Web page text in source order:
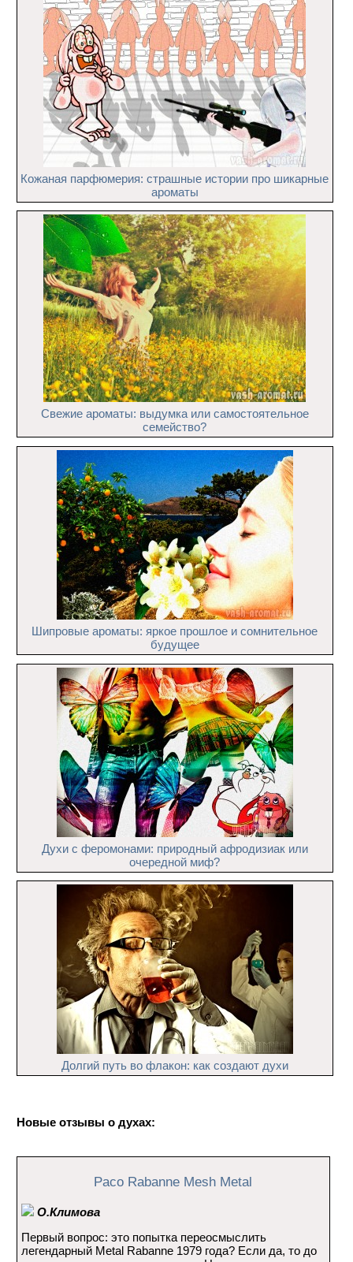
Кожаная парфюмерия: страшные истории про шикарные
ароматы
Свежие ароматы: выдумка или самостоятельное
семейство?
Шипровые ароматы: яркое прошлое и сомнительное
будущее
Духи с феромонами: природный афродизиак или
очередной миф?
Долгий путь во флакон: как создают духи
Новые отзывы о духах:
Paco Rabanne Mesh Metal
О.Климова
Первый вопрос: это попытка переосмыслить
легендарный Metal Rabanne 1979 года? Если да, то до